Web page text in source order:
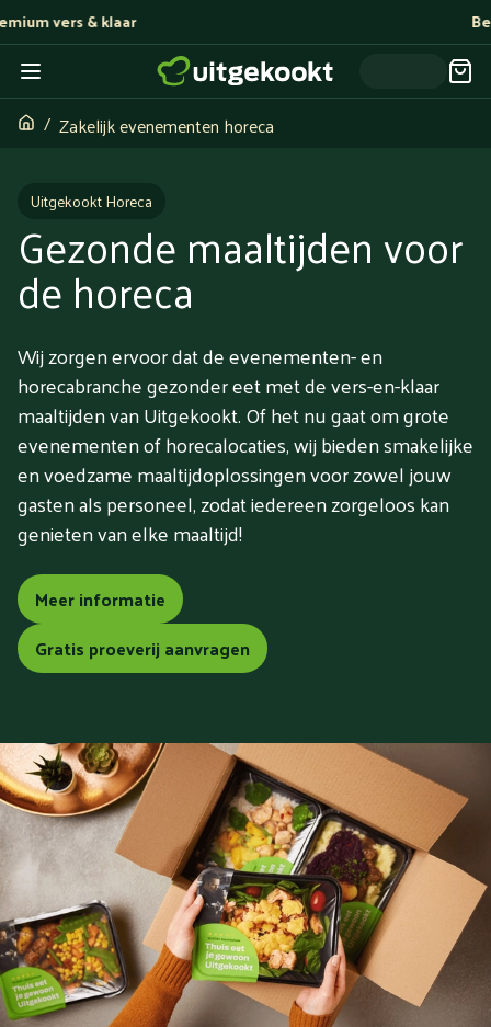
Zakelijk evenementen horeca
Uitgekookt Horeca
Gezonde maaltijden voor
de horeca
Wij zorgen ervoor dat de evenementen- en
horecabranche gezonder eet met de vers-en-klaar
maaltijden van Uitgekookt. Of het nu gaat om grote
evenementen of horecalocaties, wij bieden smakelijke
en voedzame maaltijdoplossingen voor zowel jouw
gasten als personeel, zodat iedereen zorgeloos kan
genieten van elke maaltijd!
Meer informatie
Gratis proeverij aanvragen